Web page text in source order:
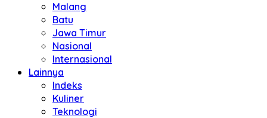
Malang
Batu
Jawa Timur
Nasional
Internasional
Lainnya
Indeks
Kuliner
Teknologi